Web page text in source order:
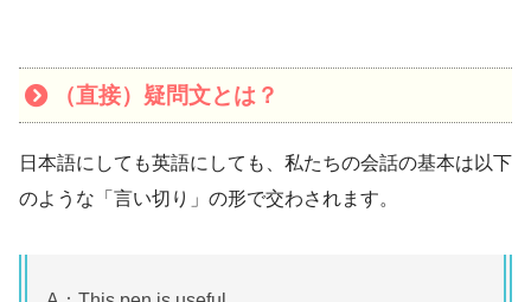
（直接）疑問文とは？
日本語にしても英語にしても、私たちの会話の基本は以下
のような「言い切り」の形で交わされます。